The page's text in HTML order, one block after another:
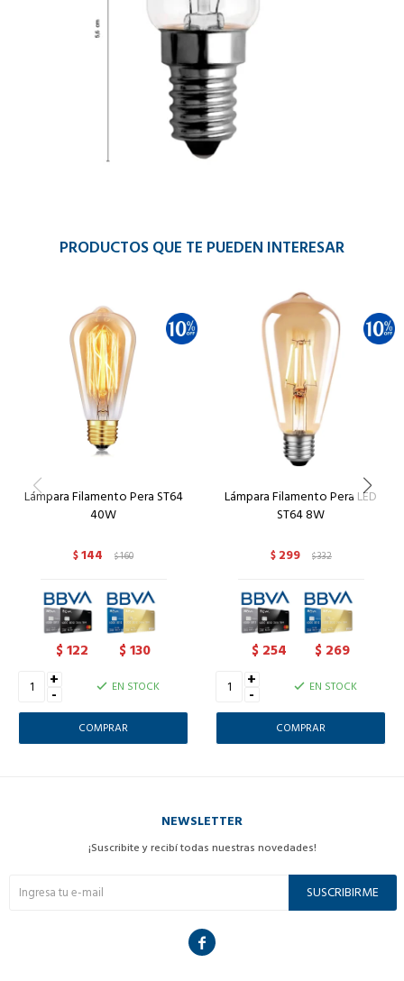
PRODUCTOS QUE TE PUEDEN INTERESAR
Lámpara Filamento Pera ST64
40W
$144 $160
$122 $130
+
- EN STOCK
Lámpara Filamento Pera LED
ST64 8W
$ 299 $332
$ 254 $ 269
+
- EN STOCK
NEWSLETTER
¡Suscribite y recibí todas nuestras novedades!
SUSCRIBIRME
